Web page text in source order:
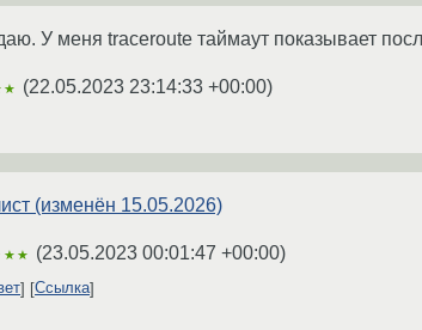
У меня traceroute таймаут показывает
(22.05.2023 23:14:33 +00:00)
(изменён 15.05.2026)
(23.05.2023 00:01:47 +00:00)
Ссылка